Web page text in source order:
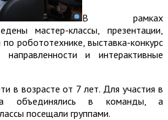
В рамках
мастер-классы, презентации,
робототехнике, выставка-конкурс
направленности и интерактивные
в возрасте от 7 лет. Для участия в
объединялись в команды, а
посещали группами.